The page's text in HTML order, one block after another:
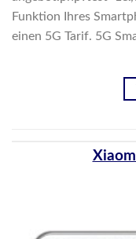
Funktion Ihres
einen 5G Tarif. 5G